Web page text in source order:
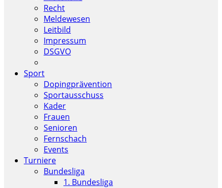
Recht
Meldewesen
Leitbild
Impressum
DSGVO
Sport
Dopingprävention
Sportausschuss
Kader
Frauen
Senioren
Fernschach
Events
Turniere
Bundesliga
1. Bundesliga